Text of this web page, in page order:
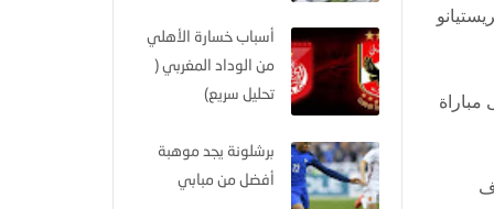
3-1. وقسمت العقوبة إلى مباراة
أسباب خسارة الأهلي
من الوداد المغربي (
تحليل سريع)
برشلونة يجد موهبة
أفضل من مبابي